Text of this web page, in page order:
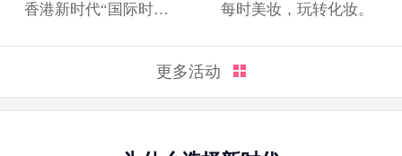
香港新时代“国际时装周”展演造型 每时美妆，玩转化妆。
更多活动